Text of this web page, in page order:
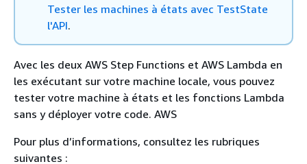
Tester les machines à états avec TestState
l'API.
Avec les deux AWS Step Functions et AWS Lambda en
les exécutant sur votre machine locale, vous pouvez
tester votre machine à états et les fonctions Lambda
sans y déployer votre code. AWS
Pour plus d’informations, consultez les rubriques
suivantes :